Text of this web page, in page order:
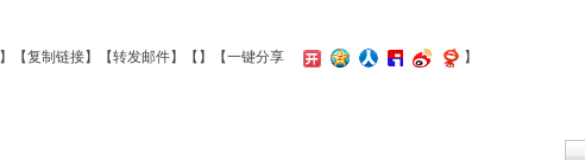
】【复制链接】【转发邮件】【 】 【一键分享 】